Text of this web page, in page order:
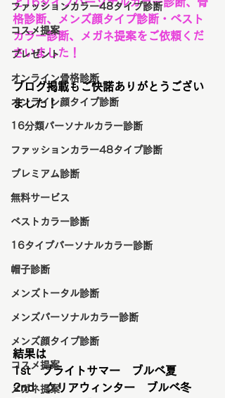
ファッションカラー48タイプ診断
コスメ提案
プレゼント
オンライン骨格診断
オンライン顔タイプ診断
16分類パーソナルカラー診断
ファッションカラー48タイプ診断
プレミアム診断
無料サービス
ベストカラー診断
16タイプパーソナルカラー診断
帽子診断
メンズトータル診断
メンズパーソナルカラー診断
メンズ顔タイプ診断
コスメ提案
メガネ提案
格診断、メンズ顔タイプ診断・ベスト
カラー診断、メガネ提案をご依頼くだ
さいました！
ブログ掲載もご快諾ありがとうござい
ました！
結果は
1st　ブライトサマー　ブルベ夏
2nd　クリアウィンター　ブルベ冬